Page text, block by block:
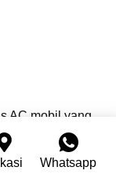
Whatsapp
AC mobil yang
berkomitmen
profesional,